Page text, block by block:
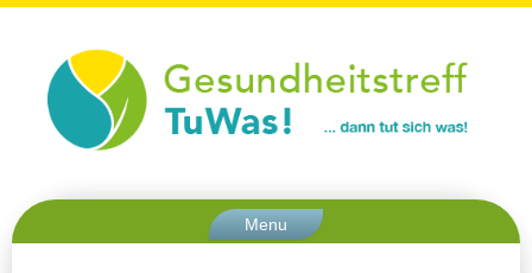
Menu